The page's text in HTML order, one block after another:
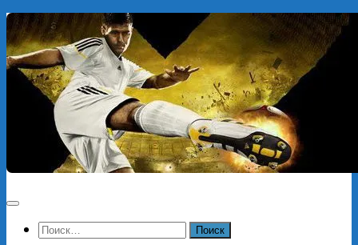
Перейти
к
содержимому
Найти: